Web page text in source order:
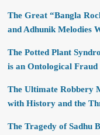
The Great “Bangla
and Adhunik Melodies
The Potted Plant
is an Ontological Fraud
The Ultimate Robbery
with History and the
The Tragedy of Sadhu